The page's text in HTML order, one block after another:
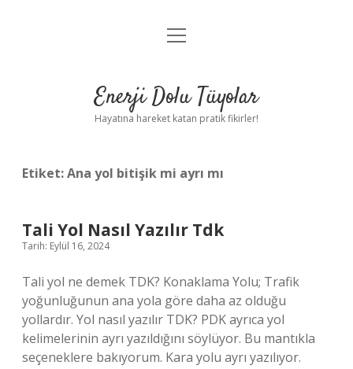
Anasayfa
Yasal Uyarı
menüyü
Enerji Dolu Tüyolar
Hayatına hareket katan pratik fikirler!
Etiket:Ana yol bitişik mi ayrı mı
Tali Yol Nasıl Yazılır Tdk
Tarih: Eylül 16, 2024
Tali yol ne demek TDK? Konaklama Yolu; Trafik
yoğunluğunun ana yola göre daha az olduğu
yollardır. Yol nasıl yazılır TDK? PDK ayrıca yol
kelimelerinin ayrı yazıldığını söylüyor. Bu mantıkla
seçeneklere bakıyorum. Kara yolu ayrı yazılıyor.